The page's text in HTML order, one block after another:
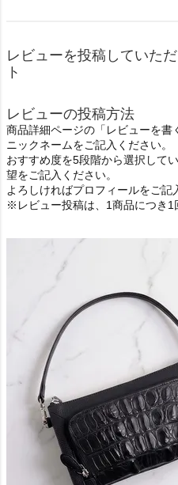
レビューを投稿していた
ト
レビューの投稿方法
商品詳細ページの「レビューを書
ニックネームをご記入ください。
おすすめ度を5段階から選択して
望をご記入ください。
よろしければプロフィールをご記
※レビュー投稿は、1商品につき1